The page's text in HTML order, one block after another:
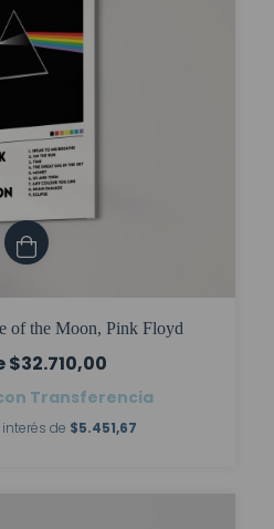
of the Moon, Pink Floyd
$32.710,00
Transferencia
de $5.451,67